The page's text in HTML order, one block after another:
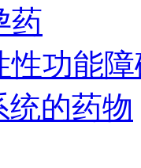
药
性功能
的药物